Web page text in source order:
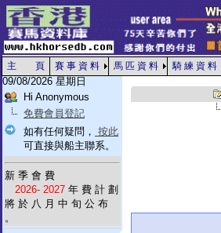
主 頁 賽 事 資 料 馬 匹 資 料 騎 練 資 料
09/08/2026 星期日
Hi Anonymous
免費會員登記
如有任何疑問， 按此
可直接與船主聯系。
新 季 會 費
2026- 2027 年 費 計 劃
將 於 八 月 中 旬 公 布
。